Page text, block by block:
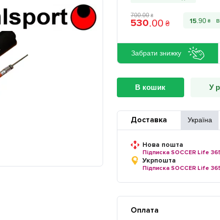
700.00 ₴
530.00 ₴ 15.90 ₴
Забрати знижку
В кошик У
Доставка Україна
Нова пошта
Підписка SOCCER Life
Укрпошта
Підписка SOCCER Life
Оплата